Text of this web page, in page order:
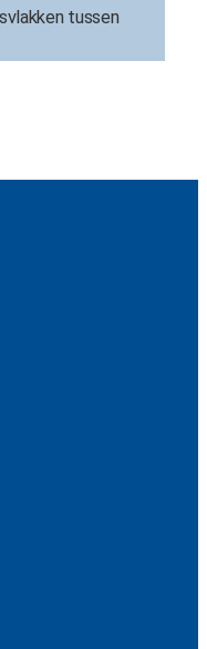
tussen